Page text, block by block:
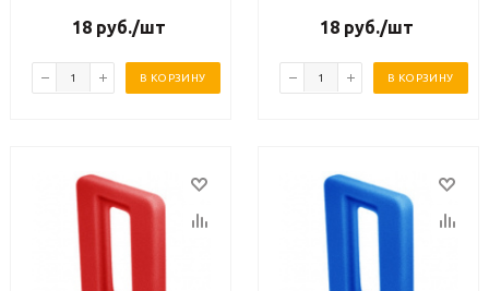
18 руб./шт
В КОРЗИНУ
18 руб./шт
В КОРЗИНУ